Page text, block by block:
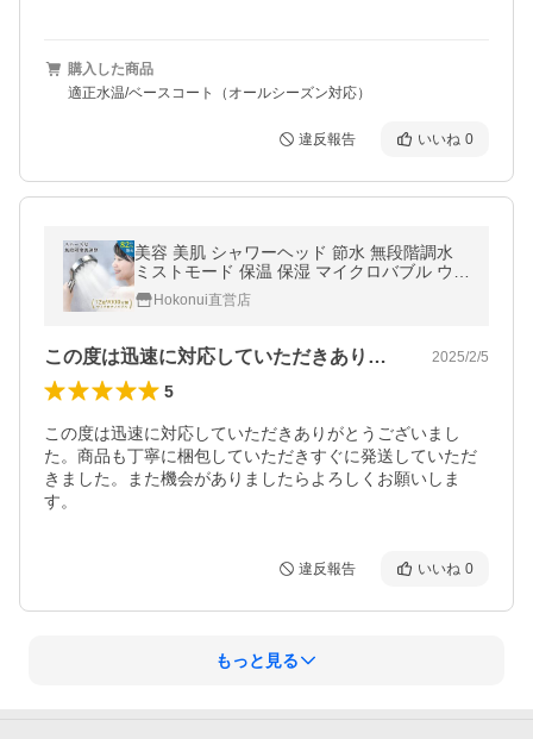
購入した商品
適正水温/ベースコート（オールシーズン対応）
違反報告 いいね 0
美容 美肌 シャワーヘッド 節水 無段階調水
ミストモード 保温 保湿 マイクロバブル ウル
トラファインミスト 80%節水 プレゼント
Hokonui直営店
この度は迅速に対応していただきありがと… 2025/2/5
5
この度は迅速に対応していただきありがとうございまし
た。商品も丁寧に梱包していただきすぐに発送していただ
きました。また機会がありましたらよろしくお願いしま
す。
違反報告 いいね 0
もっと見る